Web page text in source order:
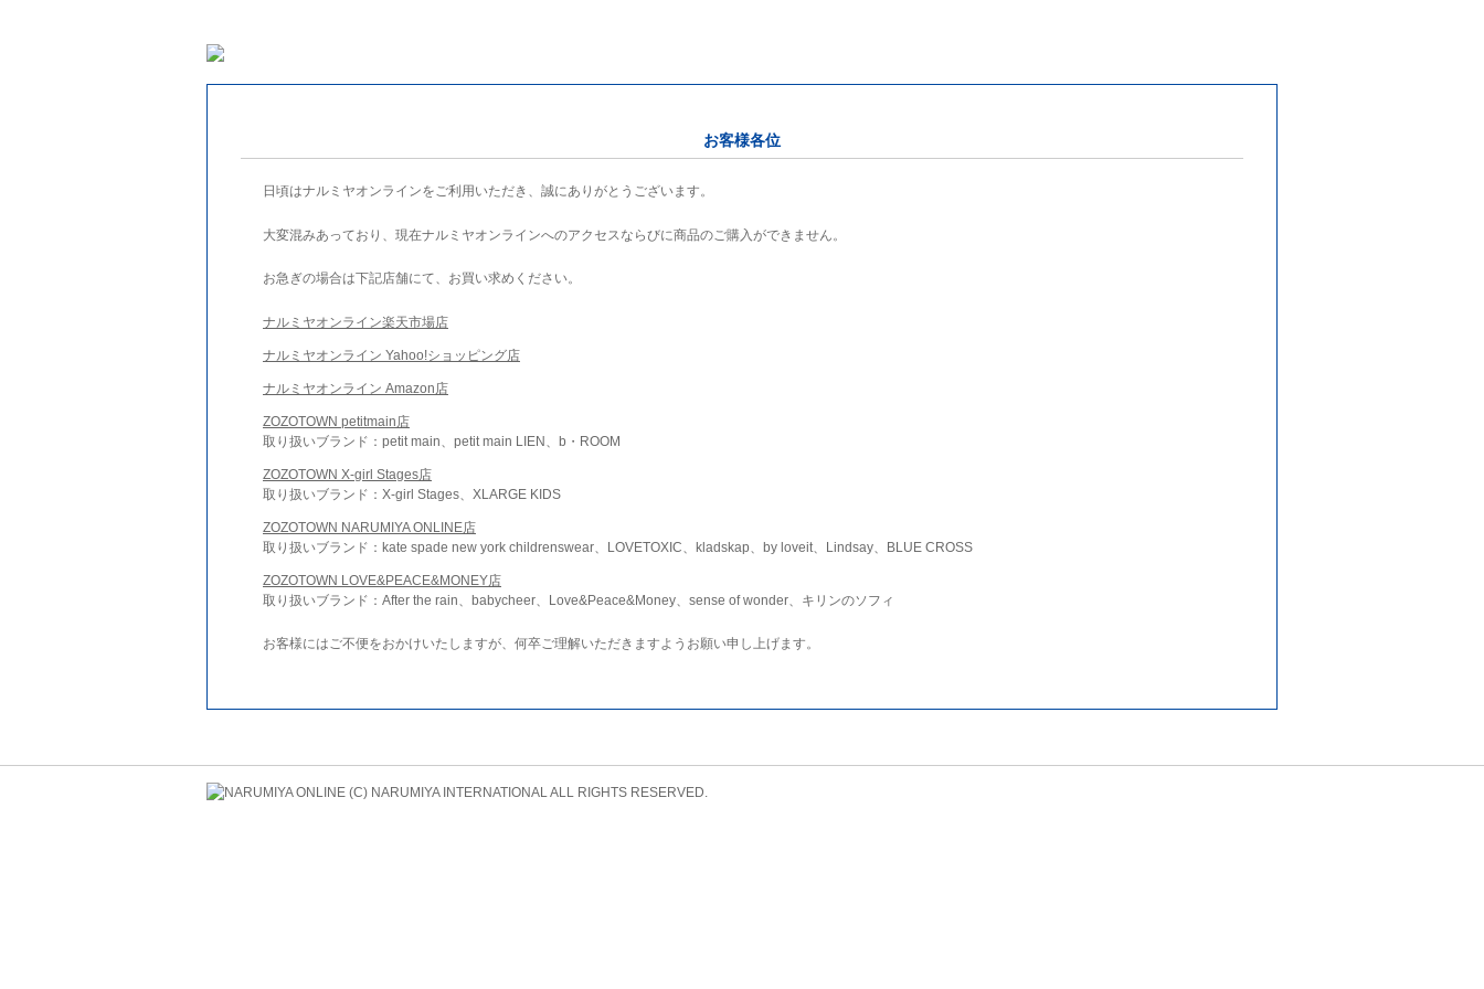
お客様各位
日頃はナルミヤオンラインをご利用いただき、誠にありがとうございます。
大変混みあっており、現在ナルミヤオンラインへのアクセスならびに商品のご購入ができません。
お急ぎの場合は下記店舗にて、お買い求めください。
ナルミヤオンライン楽天市場店
ナルミヤオンライン Yahoo!ショッピング店
ナルミヤオンライン Amazon店
ZOZOTOWN petitmain店
取り扱いブランド：petit main、petit main LIEN、b・ROOM
ZOZOTOWN X-girl Stages店
取り扱いブランド：X-girl Stages、XLARGE KIDS
ZOZOTOWN NARUMIYA ONLINE店
取り扱いブランド：kate spade new york childrenswear、LOVETOXIC、kladskap、by loveit、Lindsay、BLUE CROSS
ZOZOTOWN LOVE&PEACE&MONEY店
取り扱いブランド：After the rain、babycheer、Love&Peace&Money、sense of wonder、キリンのソフィ
お客様にはご不便をおかけいたしますが、何卒ご理解いただきますようお願い申し上げます。